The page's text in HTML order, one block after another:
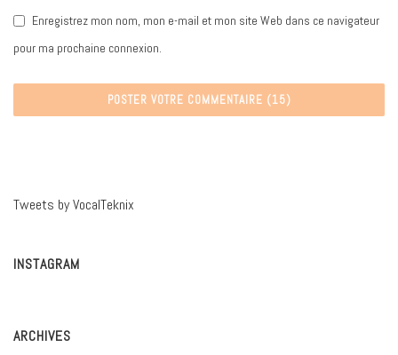
Enregistrez mon nom, mon e-mail et mon site Web dans ce navigateur
pour ma prochaine connexion.
Tweets by VocalTeknix
INSTAGRAM
ARCHIVES